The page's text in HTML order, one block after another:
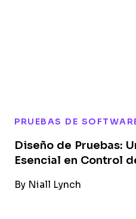
PRUEBAS DE
Diseño de Pruebas:
Esencial en Control
By Niall Lynch